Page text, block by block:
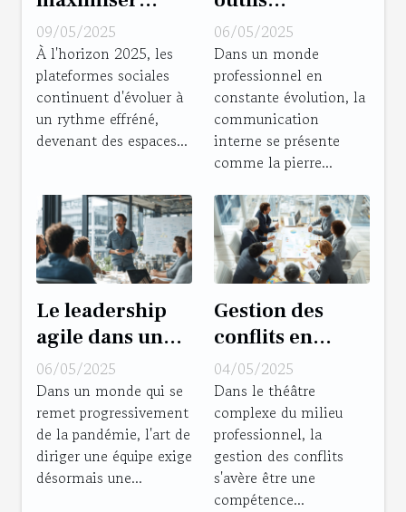
l'engagement
sur les
plateformes
sociales en 2025
09/05/2025
À l'horizon 2025, les
plateformes sociales
continuent d'évoluer à
un rythme effréné,
devenant des espaces...
collaboratifs
pour une
communication
interne
optimisée
06/05/2025
Dans un monde
professionnel en
constante évolution, la
communication
interne se présente
comme la pierre...
Le leadership
agile dans un
monde post-
pandémique
clés pour une
gestion
d'équipe
06/05/2025
Dans un monde qui se
remet progressivement
de la pandémie, l'art de
diriger une équipe exige
désormais une...
Gestion des
conflits en
milieu
professionnel
outils et
méthodes pour
managers
04/05/2025
Dans le théâtre
complexe du milieu
professionnel, la
gestion des conflits
s'avère être une
compétence...